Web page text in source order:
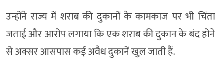
उन्होंने राज्य में शराब की दुकानों के कामकाज पर भी चिंता
जताई और आरोप लगाया कि एक शराब की दुकान के बंद होने
से अक्सर आसपास कई अवैध दुकानें खुल जाती हैं.